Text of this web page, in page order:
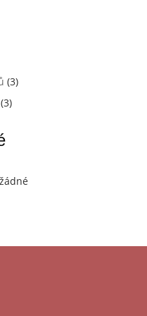
(3)
(3)